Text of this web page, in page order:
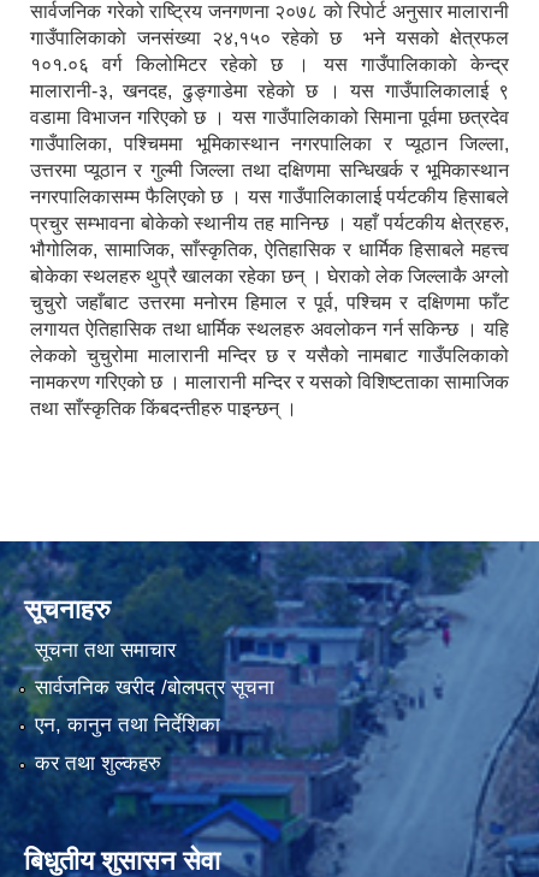
सार्वजनिक गरेको राष्ट्रिय जनगणना २०७८ काे रिपाेर्ट अनुसार मालारानी
गाउँपालिकाकाे जनसंख्या २४,१५० रहेकाे छ भने यसको क्षेत्रफल
१०१.०६ वर्ग किलोमिटर रहेको छ । यस गाउँपालिकाकाे केन्द्र
मालारानी-३, खनदह, ढुङ्गाडेमा रहेकाे छ । यस गाउँपालिकालाई ९
वडामा विभाजन गरिएको छ । यस गाउँपालिकाको सिमाना पूर्वमा छत्रदेव
गाउँपालिका, पश्चिममा भूमिकास्थान नगरपालिका र प्यूठान जिल्ला,
उत्तरमा प्यूठान र गुल्मी जिल्ला तथा दक्षिणमा सन्धिखर्क र भूमिकास्थान
नगरपालिकासम्म फैलिएको छ । यस गाउँपालिकालाई पर्यटकीय हिसाबले
प्रचुर सम्भावना बोकेको स्थानीय तह मानिन्छ । यहाँ पर्यटकीय क्षेत्रहरु,
भौगोलिक, सामाजिक, साँस्कृतिक, ऐतिहासिक र धार्मिक हिसाबले महत्त्व
बोकेका स्थलहरु थुप्रै खालका रहेका छन् । घेराको लेक जिल्लाकै अग्लो
चुचुरो जहाँबाट उत्तरमा मनोरम हिमाल र पूर्व, पश्चिम र दक्षिणमा फाँट
लगायत ऐतिहासिक तथा धार्मिक स्थलहरु अवलोकन गर्न सकिन्छ । यहि
लेकको चुचुरोमा मालारानी मन्दिर छ र यसैको नामबाट गाउँपलिकाको
नामकरण गरिएको छ । मालारानी मन्दिर र यसको विशिष्टताका सामाजिक
तथा साँस्कृतिक किंबदन्तीहरु पाइन्छन् ।
सूचनाहरु
सूचना तथा समाचार
सार्वजनिक खरीद /बोलपत्र सूचना
एन, कानुन तथा निर्देशिका
कर तथा शुल्कहरु
बिधुतीय शुसासन सेवा